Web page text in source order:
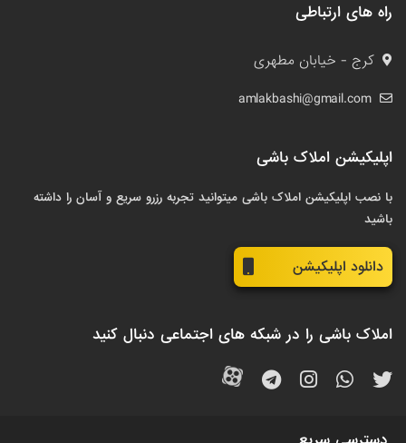
راه های ارتباطی
کرج - خیابان مطهری
amlakbashi@gmail.com
اپلیکیشن املاک باشی
با نصب اپلیکیشن املاک باشی میتوانید تجربه رزرو سریع و آسان را داشته
باشید
دانلود اپلیکیشن
املاک باشی را در شبکه های اجتماعی دنبال کنید